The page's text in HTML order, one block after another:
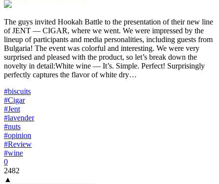
The guys invited Hookah Battle to the presentation of their new line
of JENT — CIGAR, where we went. We were impressed by the
lineup of participants and media personalities, including guests from
Bulgaria! The event was colorful and interesting. We were very
surprised and pleased with the product, so let’s break down the
novelty in detail:White wine — It’s. Simple. Perfect! Surprisingly
perfectly captures the flavor of white dry…
#biscuits
#Cigar
#Jent
#lavender
#nuts
#opinion
#Review
#wine
0
2482
▲